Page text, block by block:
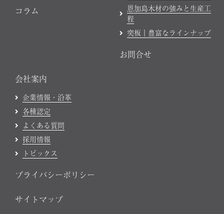
コラム
恩加島木材の強みと生産工
程
突板｜豊富なラインナップ
お問合せ
会社案内
企業情報・沿革
各種認定
よくある質問
採用情報
トピックス
プライバシーポリシー
サイトマップ